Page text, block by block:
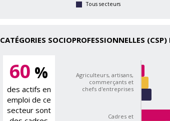
Tous secteurs
CATÉGORIES SOCIOPROFESSIONNELLES (CSP)
60 %
des actifs en
emploi de ce
secteur sont
Agriculteurs, artisans,
commerçants et
chefs d'entreprises
Cadres et